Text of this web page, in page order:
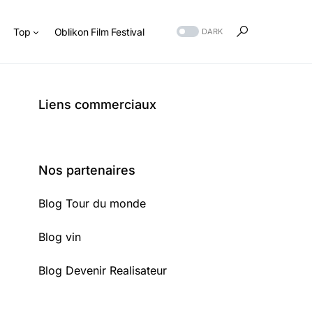
Top Oblikon Film Festival DARK
Liens commerciaux
Nos partenaires
Blog Tour du monde
Blog vin
Blog Devenir Realisateur